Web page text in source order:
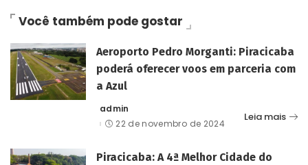
Você também pode gostar
Aeroporto Pedro Morganti: Piracicaba
poderá oferecer voos em parceria com
a Azul
Posted
by
admin
22 de novembro de 2024
Leia mais
Piracicaba: A 4ª Melhor Cidade do